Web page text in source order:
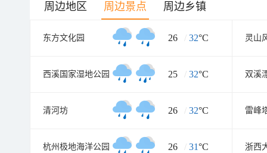
周边地区 周边景点 周边乡镇
东方文化园 26 / 32°C 灵山
西溪国家湿地公园 25 / 32°C 双溪
清河坊 26 / 32°C 雷峰
杭州极地海洋公园 26 / 31°C 浙西